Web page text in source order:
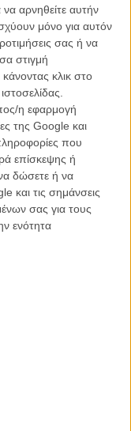
αρνηθείτε αυτήν
μόνο για αυτόν
σας ή να
στιγμή
κλικ στο
η εφαρμογή
της Google και
που
επίσκεψης ή
δώσετε ή να
και τις σημάνσεις
σας για τους
ενότητα
τους έχουν θέσει στο
κι οι ίδιοι τη
στάση τους σαν
σαν την
τους ήρωές του ο
προικίζοντάς
δυο ανθεκτικούς,
κι ένα ιδιαίτερο,
για μια ανάγκη
σε μια εγγύτητα με
Είναι, όμως, τόσο
συμβολικά
και η πορεία ζωής